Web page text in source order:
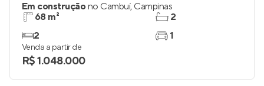
Em construçãono Cambuí, Campinas
68 m²
2
2
1
Venda a partir de
R$ 1.048.000